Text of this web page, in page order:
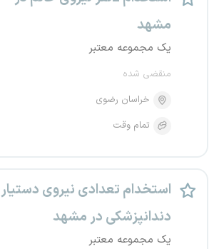
مشهد
یک مجموعه معتبر
منقضی شده
خراسان رضوی
تمام وقت
استخدام تعدادی نیروی دستیار
دندانپزشکی در مشهد
یک مجموعه معتبر